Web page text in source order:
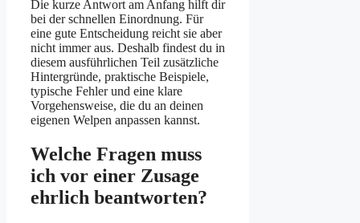
Die kurze Antwort am Anfang hilft dir
bei der schnellen Einordnung. Für
eine gute Entscheidung reicht sie aber
nicht immer aus. Deshalb findest du in
diesem ausführlichen Teil zusätzliche
Hintergründe, praktische Beispiele,
typische Fehler und eine klare
Vorgehensweise, die du an deinen
eigenen Welpen anpassen kannst.
Welche Fragen muss
ich vor einer Zusage
ehrlich beantworten?